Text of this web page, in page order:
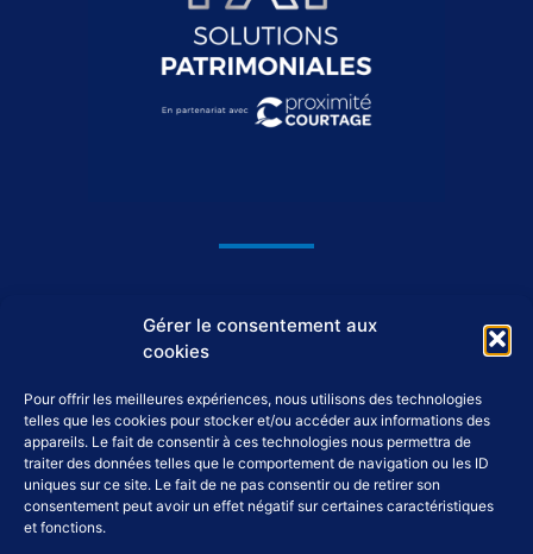
Gérer le consentement aux
cookies
Pour offrir les meilleures expériences, nous utilisons des technologies
telles que les cookies pour stocker et/ou accéder aux informations des
appareils. Le fait de consentir à ces technologies nous permettra de
traiter des données telles que le comportement de navigation ou les ID
uniques sur ce site. Le fait de ne pas consentir ou de retirer son
consentement peut avoir un effet négatif sur certaines caractéristiques
et fonctions.
37550 Saint-Avertin
02 46 46 98 98
accueil@tap-patrimoine.fr